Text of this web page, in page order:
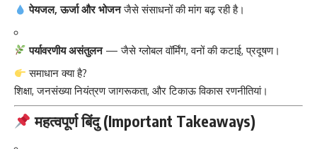
पेयजल, ऊर्जा और भोजनजैसे संसाधनों की मांग बढ़ रही है।
पर्यावरणीय असंतुलन— जैसे ग्लोबल वॉर्मिंग, वनों की कटाई, प्रदूषण।
समाधान क्या है?
शिक्षा, जनसंख्या नियंत्रण जागरूकता, और टिकाऊ विकास रणनीतियां।
महत्वपूर्ण बिंदु (Important Takeaways)